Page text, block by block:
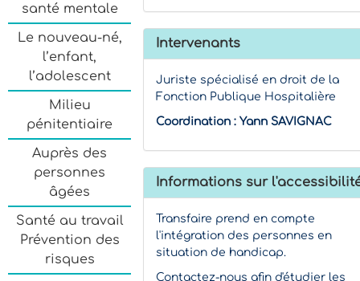
santé mentale
Le nouveau-né,
l’enfant,
l’adolescent
Milieu
pénitentiaire
Auprès des
personnes
âgées
Santé au travail
Prévention des
risques
Intervenants
Juriste spécialisé en droit de la
Fonction Publique Hospitalière
Coordination : Yann SAVIGNAC
Informations sur
Transfaire prend en compte
l'intégration des personnes en
situation de handicap.
Contactez-nous afin d'étudier les